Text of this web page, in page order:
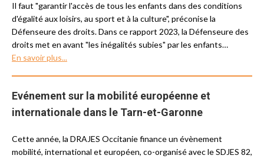
Il faut "garantir l'accès de tous les enfants dans des conditions
d'égalité aux loisirs, au sport et à la culture", préconise la
Défenseure des droits. Dans ce rapport 2023, la Défenseure des
droits met en avant "les inégalités subies" par les enfants…
En savoir plus...
Evénement sur la mobilité européenne et
internationale dans le Tarn-et-Garonne
Cette année, la DRAJES Occitanie finance un évènement
mobilité, international et européen, co-organisé avec le SDJES 82,